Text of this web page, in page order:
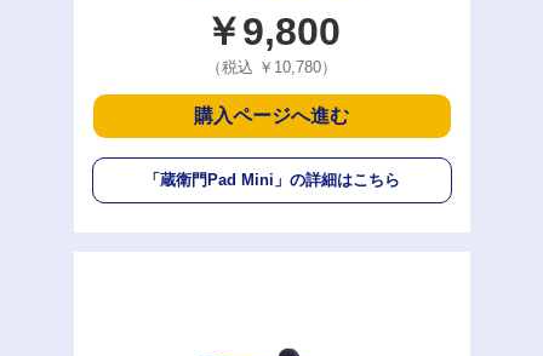
￥9,800
（税込 ￥10,780）
購入ページへ進む
「蔵衛門Pad Mini」 の詳細はこちら